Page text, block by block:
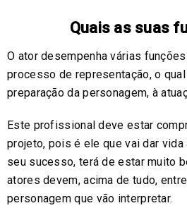
Quais as suas
O ator desempenha várias
processo de representação, o
preparação da personagem, à
Este profissional deve estar
projeto, pois é ele que vai dar vida
seu sucesso, terá de estar muito
atores devem, acima de tudo,
personagem que vão interpretar.